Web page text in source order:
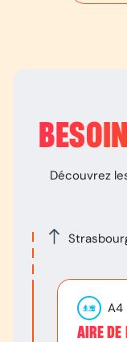
Découvrez
A4
AIRE DE